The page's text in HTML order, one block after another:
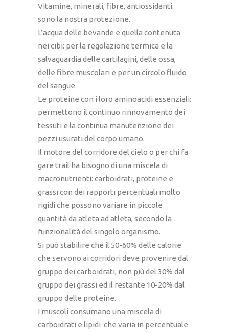
Vitamine, minerali, fibre, antiossidanti:
sono la nostra protezione.
L’acqua delle bevande e quella contenuta
nei cibi: per la regolazione termica e la
salvaguardia delle cartilagini, delle ossa,
delle fibre muscolari e per un circolo fluido
del sangue.
Le proteine con i loro aminoacidi essenziali:
permettono il continuo rinnovamento dei
tessuti e la continua manutenzione dei
pezzi usurati del corpo umano.
Il motore del corridore del cielo o per chi fa
gare trail ha bisogno di una miscela di
macronutrienti: carboidrati, proteine e
grassi con dei rapporti percentuali molto
rigidi che possono variare in piccole
quantità da atleta ad atleta, secondo la
funzionalità del singolo organismo.
Si può stabilire che il 50-60% delle calorie
che servono ai corridori deve provenire dal
gruppo dei carboidrati, non più del 30% dal
gruppo dei grassi ed il restante 10-20% dal
gruppo delle proteine.
I muscoli consumano una miscela di
carboidrati e lipidi che varia in percentuale